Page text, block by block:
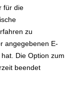
für die
zu
angegebenen E-
Die Option zum
beendet